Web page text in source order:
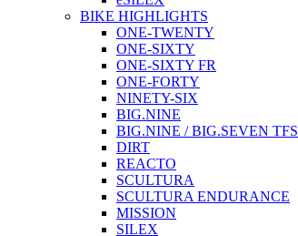
BIKE HIGHLIGHTS
ONE-TWENTY
ONE-SIXTY
ONE-SIXTY FR
ONE-FORTY
NINETY-SIX
BIG.NINE
BIG.NINE / BIG.SEVEN TFS
DIRT
REACTO
SCULTURA
SCULTURA ENDURANCE
MISSION
SILEX